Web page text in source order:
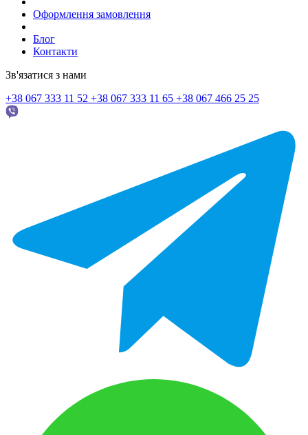
Оформлення замовлення
Блог
Контакти
Зв'язатися з нами
+38 067 333 11 52 +38 067 333 11 65 +38 067 466 25 25